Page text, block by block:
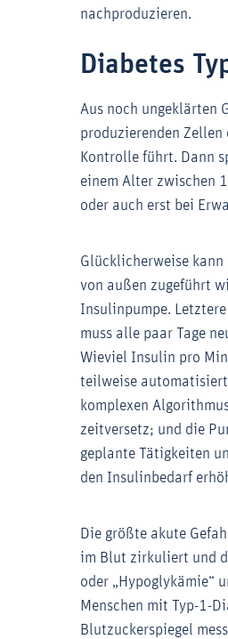
nachproduzieren.
Diabetes
Aus noch ungeklärten
produzierenden
Kontrolle führt. Dann
einem Alter zwischen
oder auch erst bei
Glücklicherweise
von außen zugeführt
Insulinpumpe.
muss alle paar Tage
Wieviel Insulin pro
teilweise
komplexen
zeitversetz; und die
geplante Tätigkeiten
den Insulinbedarf
Die größte akute
im Blut zirkuliert und
oder „Hypoglykämie“
Menschen mit Typ-1-
Blutzuckerspiegel